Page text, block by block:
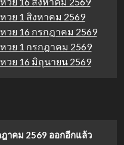
วย 1 สิงหาคม 2569
วย 16 กรกฎาคม 2569
วย 1 กรกฎาคม 2569
วย 16 มิถุนายน 2569
าคม 2569 ออกอีกแล้ว